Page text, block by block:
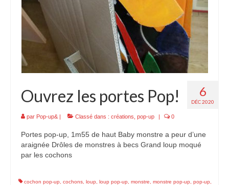
6
DÉC 2020
Ouvrez les portes Pop!
par Pop-up& | Classé dans : créations pop-up | 0
Portes pop-up, 1m55 de haut Baby monstre a peur d’une
araignée Drôles de monstres à becs Grand loup moqué
par les cochons
cochon pop-up cochons loup loup pop-up monstre monstre pop-up pop-up